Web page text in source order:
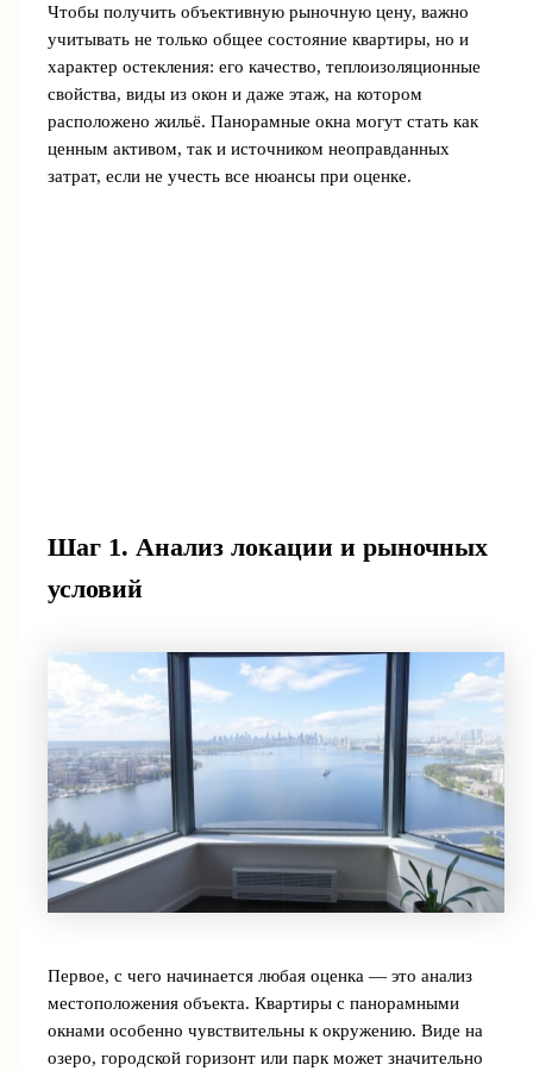
Чтобы получить объективную рыночную цену, важно
учитывать не только общее состояние квартиры, но и
характер остекления: его качество, теплоизоляционные
свойства, виды из окон и даже этаж, на котором
расположено жильё. Панорамные окна могут стать как
ценным активом, так и источником неоправданных
затрат, если не учесть все нюансы при оценке.
Шаг 1. Анализ локации и рыночных
условий
Первое, с чего начинается любая оценка — это анализ
местоположения объекта. Квартиры с панорамными
окнами особенно чувствительны к окружению. Виде на
озеро, городской горизонт или парк может значительно